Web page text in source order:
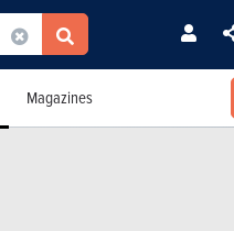
Magazines